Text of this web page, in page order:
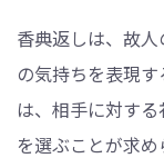
香典返しは、故
の気持ちを表現
は、相手に対す
を選ぶことが求